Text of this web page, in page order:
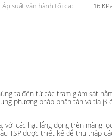
Áp suất vận hành tối đa:
16
ta đến từ các trạm giám sát
phương pháp phân tán và tia
các hạt lắng đọng trên màng
TSP được thiết kế để thu thập